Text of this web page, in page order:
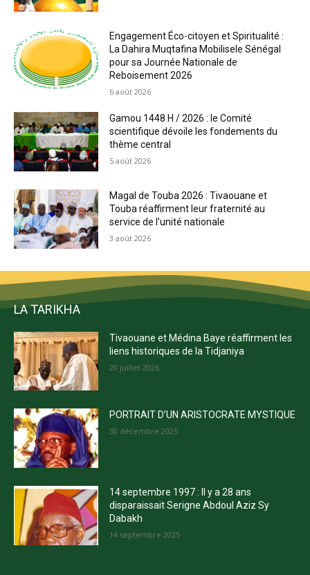
Engagement Éco-citoyen et Spiritualité :
La Dahira Muqtafina Mobilisele Sénégal
pour sa Journée Nationale de
Reboisement 2026
6 août 2026
Gamou 1448 H / 2026 : le Comité
scientifique dévoile les fondements du
thème central
5 août 2026
Magal de Touba 2026 : Tivaouane et
Touba réaffirment leur fraternité au
service de l’unité nationale
3 août 2026
LA TARIKHA
Tivaouane et Médina Baye réaffirment les
liens historiques de la Tidjaniya
20 juillet 2026
PORTRAIT D’UN ARISTOCRATE MYSTIQUE
30 décembre 2025
14 septembre 1997 : Il y a 28 ans
disparaissait Serigne Abdoul Aziz Sy
Dabakh
14 septembre 2025